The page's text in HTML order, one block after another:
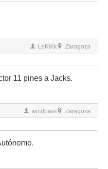
LeKiKk Zaragoza
11 pines a Jacks.
windbass Zaragoza